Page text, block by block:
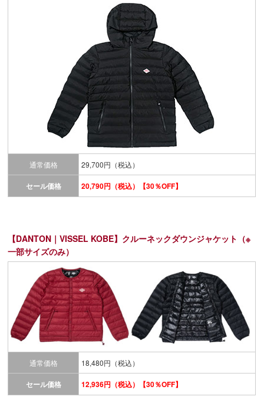
通常価格 29,700円（税込）
セール価格 20,790円（税込）【30％OFF】
【DANTON｜VISSEL KOBE】クルーネックダウンジャケット（※
一部サイズのみ）
通常価格 18,480円（税込）
セール価格 12,936円（税込）【30％OFF】